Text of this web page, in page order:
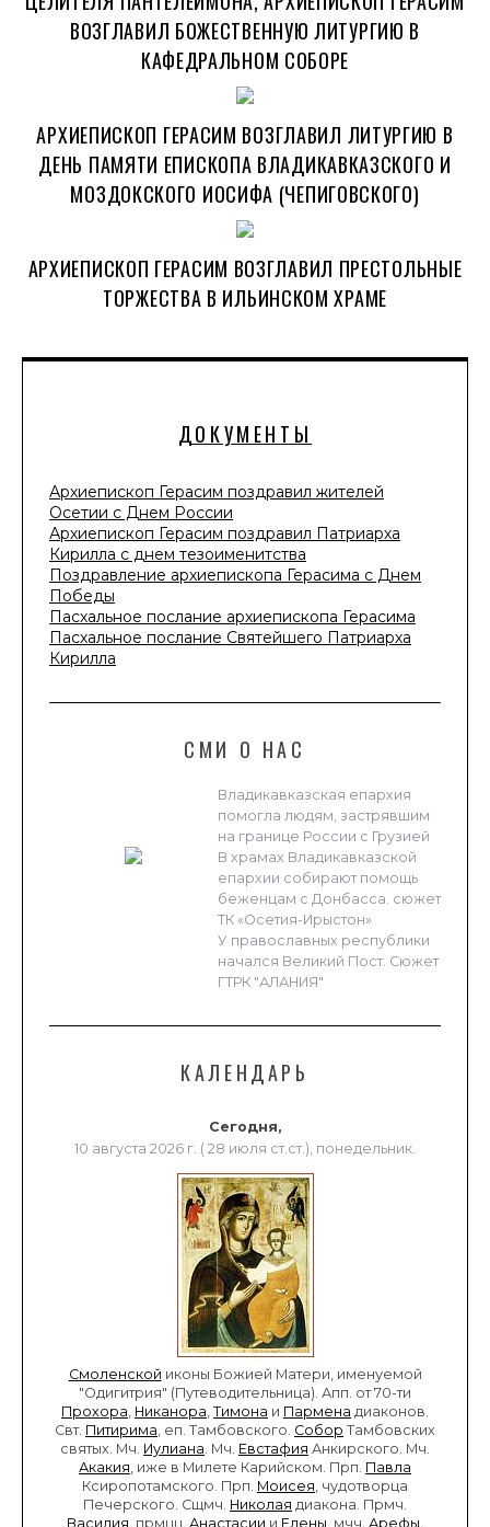
ДОКУМЕНТЫ
Архиепископ Герасим поздравил жителей
Осетии с Днем России
Архиепископ Герасим поздравил Патриарха
Кирилла с днем тезоименитства
Поздравление архиепископа Герасима с Днем
Победы
Пасхальное послание архиепископа Герасима
Пасхальное послание Святейшего Патриарха
Кирилла
СМИ О НАС
Владикавказская епархия
помогла людям, застрявшим
на границе России с Грузией
В храмах Владикавказской
епархии собирают помощь
беженцам с Донбасса. сюжет
ТК «Осетия-Ирыстон»
У православных республики
начался Великий Пост. Сюжет
ГТРК "АЛАНИЯ"
КАЛЕНДАРЬ
Сегодня,
10 августа 2026 г. ( 28 июля ст.ст.), понедельник.
Смоленской иконы Божией Матери, именуемой
"Одигитрия" (Путеводительница). Апп. от 70-ти
Прохора, Никанора, Тимона и Пармена диаконов.
Свт. Питирима, еп. Тамбовского. Собор Тамбовских
святых. Мч. Иулиана. Мч. Евстафия Анкирского. Мч.
Акакия, иже в Милете Карийском. Прп. Павла
Ксиропотамского. Прп. Моисея, чудотворца
Печерского. Сщмч. Николая диакона. Прмч.
Василия, прмцц. Анастасии и Елены, мчч. Арефы,
ВОЗГЛАВИЛ БОЖЕСТВЕННУЮ ЛИТУРГИЮ В
КАФЕДРАЛЬНОМ СОБОРЕ
АРХИЕПИСКОП ГЕРАСИМ ВОЗГЛАВИЛ ЛИТУРГИЮ В
ДЕНЬ ПАМЯТИ ЕПИСКОПА ВЛАДИКАВКАЗСКОГО И
МОЗДОКСКОГО ИОСИФА (ЧЕПИГОВСКОГО)
АРХИЕПИСКОП ГЕРАСИМ ВОЗГЛАВИЛ ПРЕСТОЛЬНЫЕ
ТОРЖЕСТВА В ИЛЬИНСКОМ ХРАМЕ